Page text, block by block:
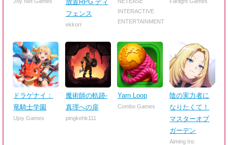
放置RPG ディ
フェンス
ekkorr
INTERACTIVE
ENTERTAINMENT
ドラゲナイ：
竜騎士学園
Ujoy Games
魔術師の軌跡-
真理への扉
pingkehk111
Yarn Loop
Combo Games
陰の実力者に
なりたくて！
マスターオブ
ガーデン
Aiming Inc